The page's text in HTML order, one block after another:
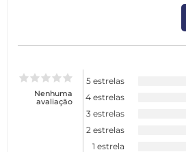
Nenhuma
avaliação
5 estrelas
4 estrelas
3 estrelas
2 estrelas
1 estrela